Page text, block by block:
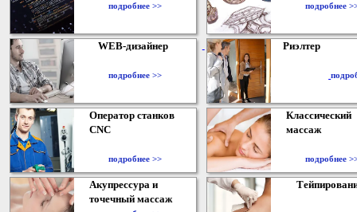
подробнее >> подробнее
WEB-дизайнер
подробнее >>
Риэлтер
Оператор станков
CNC
подробнее >>
Классический
массаж
подробнее
Акупрессура и
точечный массаж